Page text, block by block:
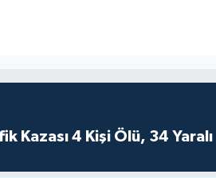
Kazası 4 Kişi Ölü, 34 Yaralı